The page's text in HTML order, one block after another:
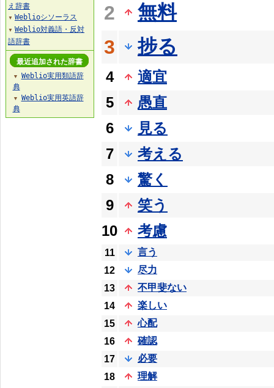
2
無料
3
捗る
4
適宜
5
愚直
6
見る
7
考える
8
驚く
9
笑う
10
考慮
11
言う
12
尽力
13
不甲斐ない
14
楽しい
15
心配
16
確認
17
必要
18
理解
え辞書
▼ Weblioシソーラス
▼ Weblio対義語・反対
語辞書
最近追加された辞書
▼
Weblio実用類語辞
典
▼
Weblio実用英語辞
典